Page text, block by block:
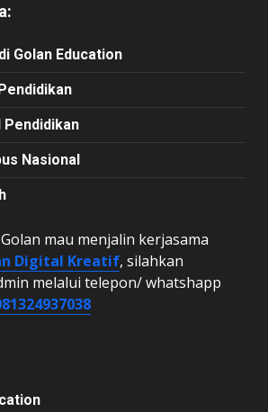
Golan Education
Nasional
mau menjalin kerjasama
Digital Kreatif, silahkan
melalui telepon/ whatshapp